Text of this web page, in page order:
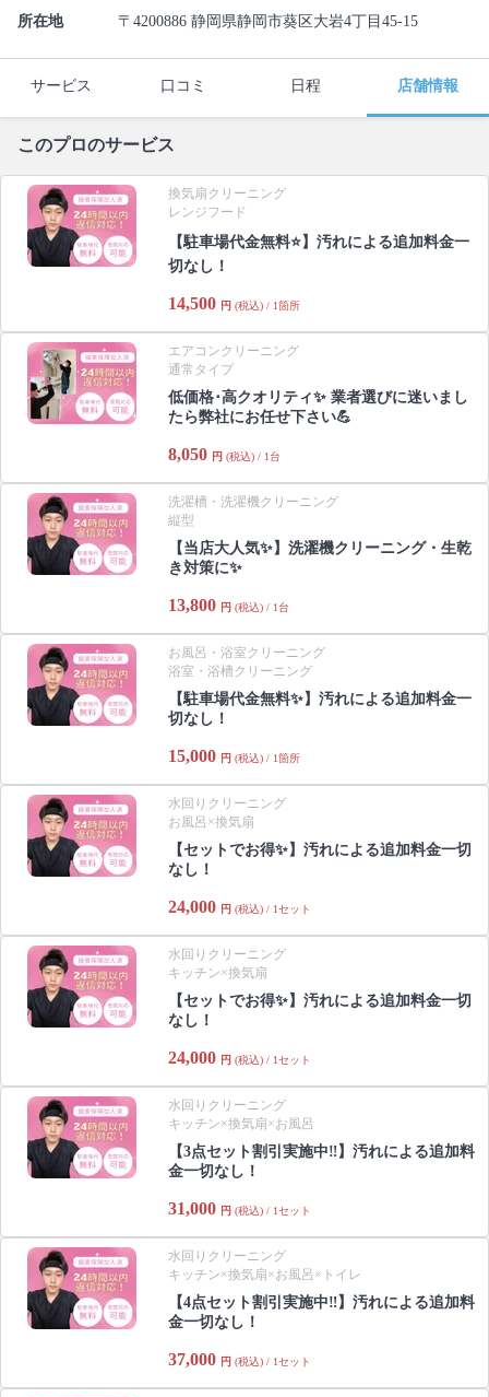
所在地 〒4200886 静岡県静岡市葵区大岩4丁目45-15
サービス 口コミ 日程 店舗情報
このプロのサービス
換気扇クリーニング
レンジフード
【駐車場代金無料⭐️】汚れによる追加料金一
切なし！
14,500 円 (税込) / 1箇所
エアコンクリーニング
通常タイプ
低価格･高クオリティ✨ 業者選びに迷いまし
たら弊社にお任せ下さい💪
8,050 円 (税込) / 1台
洗濯槽・洗濯機クリーニング
縦型
【当店大人気✨】洗濯機クリーニング・生乾
き対策に✨️
13,800 円 (税込) / 1台
お風呂・浴室クリーニング
浴室・浴槽クリーニング
【駐車場代金無料✨】汚れによる追加料金一
切なし！
15,000 円 (税込) / 1箇所
水回りクリーニング
お風呂×換気扇
【セットでお得✨️】汚れによる追加料金一切
なし！
24,000 円 (税込) / 1セット
水回りクリーニング
キッチン×換気扇
【セットでお得✨️】汚れによる追加料金一切
なし！
24,000 円 (税込) / 1セット
水回りクリーニング
キッチン×換気扇×お風呂
【3点セット割引実施中‼️】汚れによる追加料
金一切なし！
31,000 円 (税込) / 1セット
水回りクリーニング
キッチン×換気扇×お風呂×トイレ
【4点セット割引実施中‼️】汚れによる追加料
金一切なし！
37,000 円 (税込) / 1セット